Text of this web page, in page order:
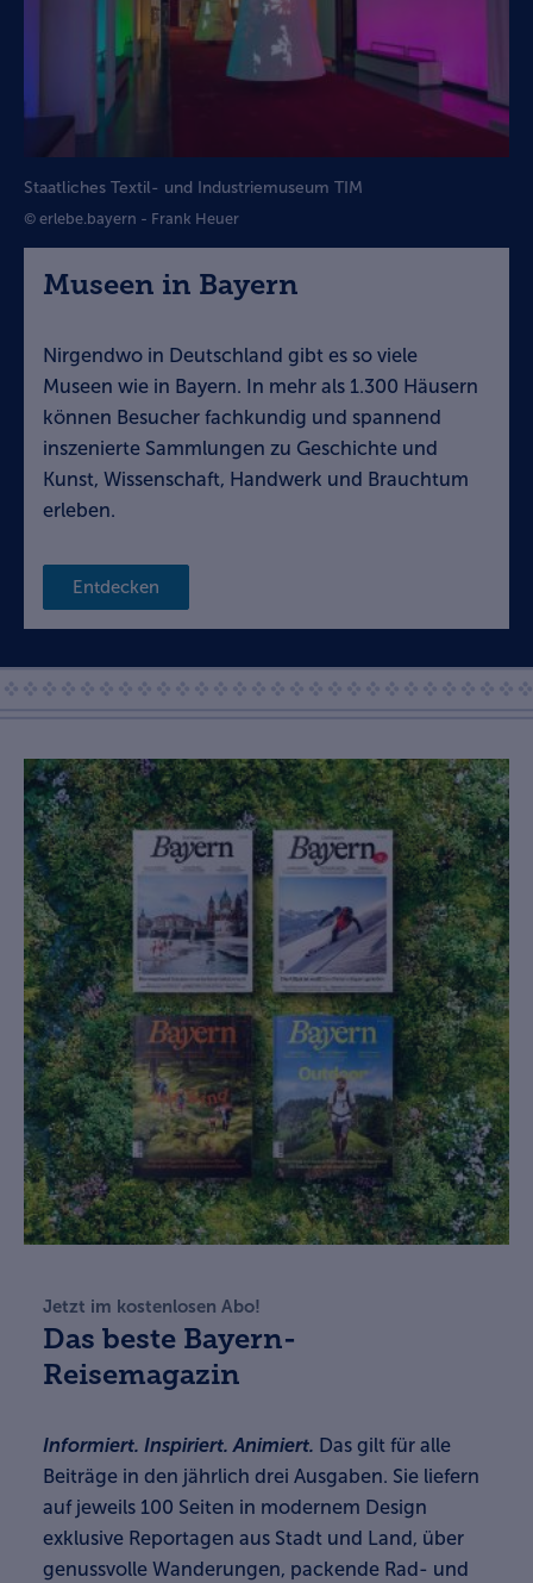
Staatliches Textil- und Industriemuseum TIM
© erlebe.bayern - Frank Heuer
Museen in Bayern
Nirgendwo in Deutschland gibt es so viele
Museen wie in Bayern. In mehr als 1.300 Häusern
können Besucher fachkundig und spannend
inszenierte Sammlungen zu Geschichte und
Kunst, Wissenschaft, Handwerk und Brauchtum
erleben.
Entdecken
Jetzt im kostenlosen Abo!
Das beste Bayern-
Reisemagazin
Informiert. Inspiriert. Animiert. Das gilt für alle
Beiträge in den jährlich drei Ausgaben. Sie liefern
auf jeweils 100 Seiten in modernem Design
exklusive Reportagen aus Stadt und Land, über
genussvolle Wanderungen, packende Rad- und